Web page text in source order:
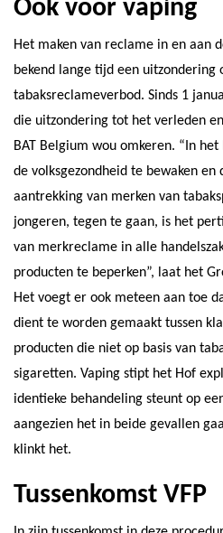
Ook voor vaping
Het maken van reclame in en aan
bekend lange tijd een uitzondering
tabaksreclameverbod. Sinds 1
die uitzondering tot het verleden
BAT Belgium wou omkeren. “In
de volksgezondheid te bewaken
aantrekking van merken van
jongeren, tegen te gaan, is het
van merkreclame in alle
producten te beperken”, laat het
Het voegt er ook meteen aan toe
dient te worden gemaakt tussen
producten die niet op basis van
sigaretten. Vaping stipt het Hof
identieke behandeling steunt op
aangezien het in beide gevallen
klinkt het.
Tussenkomst VFP